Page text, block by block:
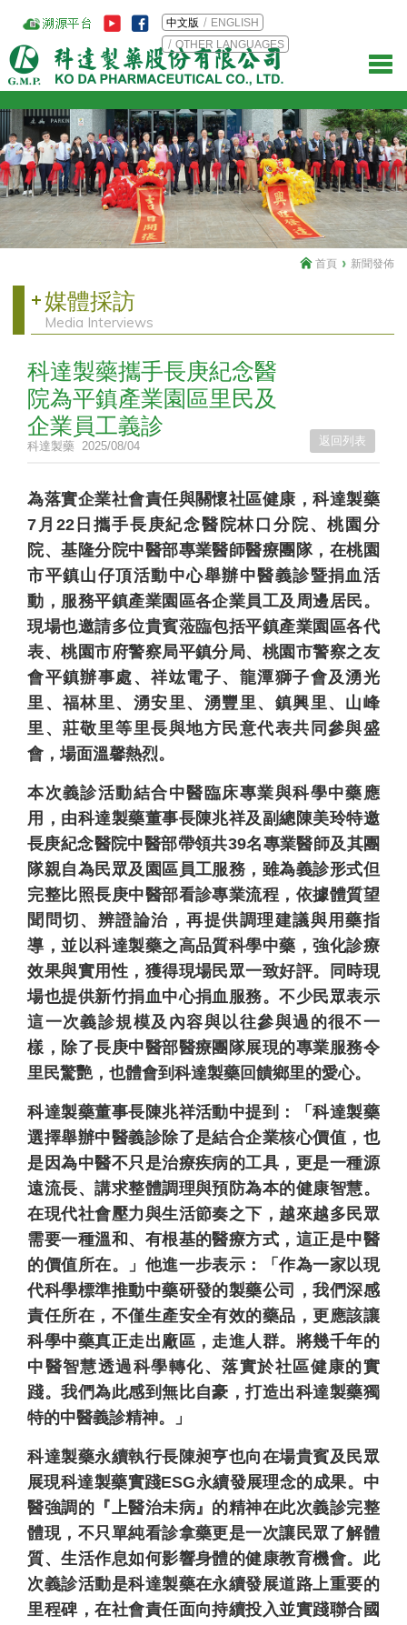
中文版
ENGLISH
OTHER LANGUAGES
媒體採訪
Media Interviews
首頁 新聞發佈
科達製藥攜手長庚紀念醫
院為平鎮產業園區里民及
企業員工義診
科達製藥 2025/08/04 返回列表
為落實企業社會責任與關懷社區健康，科達製藥
7月22日攜手長庚紀念醫院林口分院、桃園分
院、基隆分院中醫部專業醫師醫療團隊，在桃園
市平鎮山仔頂活動中心舉辦中醫義診暨捐血活
動，服務平鎮產業園區各企業員工及周邊居民。
現場也邀請多位貴賓蒞臨包括平鎮產業園區各代
表、桃園市府警察局平鎮分局、桃園市警察之友
會平鎮辦事處、祥竑電子、龍潭獅子會及湧光
里、福林里、湧安里、湧豐里、鎮興里、山峰
里、莊敬里等里長與地方民意代表共同參與盛
會，場面溫馨熱烈。
本次義診活動結合中醫臨床專業與科學中藥應
用，由科達製藥董事長陳兆祥及副總陳美玲特邀
長庚紀念醫院中醫部帶領共39名專業醫師及其團
隊親自為民眾及園區員工服務，雖為義診形式但
完整比照長庚中醫部看診專業流程，依據體質望
聞問切、辨證論治，再提供調理建議與用藥指
導，並以科達製藥之高品質科學中藥，強化診療
效果與實用性，獲得現場民眾一致好評。同時現
場也提供新竹捐血中心捐血服務。不少民眾表示
這一次義診規模及內容與以往參與過的很不一
樣，除了長庚中醫部醫療團隊展現的專業服務令
里民驚艷，也體會到科達製藥回饋鄉里的愛心。
科達製藥董事長陳兆祥活動中提到：「科達製藥
選擇舉辦中醫義診除了是結合企業核心價值，也
是因為中醫不只是治療疾病的工具，更是一種源
遠流長、講求整體調理與預防為本的健康智慧。
在現代社會壓力與生活節奏之下，越來越多民眾
需要一種溫和、有根基的醫療方式，這正是中醫
的價值所在。」他進一步表示：「作為一家以現
代科學標準推動中藥研發的製藥公司，我們深感
責任所在，不僅生產安全有效的藥品，更應該讓
科學中藥真正走出廠區，走進人群。將幾千年的
中醫智慧透過科學轉化、落實於社區健康的實
踐。我們為此感到無比自豪，打造出科達製藥獨
特的中醫義診精神。」
科達製藥永續執行長陳昶亨也向在場貴賓及民眾
展現科達製藥實踐ESG永續發展理念的成果。中
醫強調的『上醫治未病』的精神在此次義診完整
體現，不只單純看診拿藥更是一次讓民眾了解體
質、生活作息如何影響身體的健康教育機會。此
次義診活動是科達製藥在永續發展道路上重要的
里程碑，在社會責任面向持續投入並實踐聯合國